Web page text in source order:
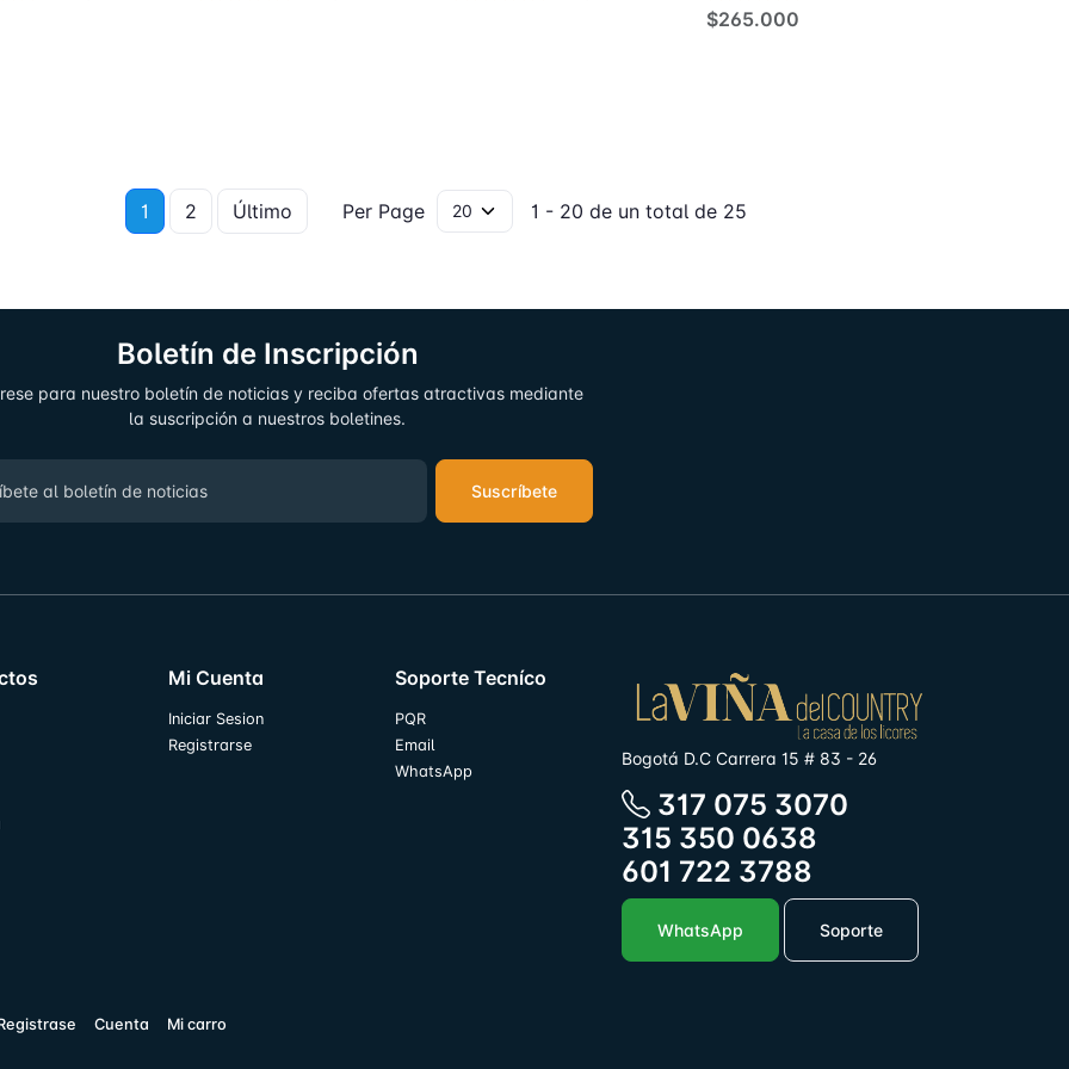
$265.000
1 2 Último Per Page 1 - 20 de un total de 25
Boletín de Inscripción
para nuestro boletín de noticias y reciba ofertas atractivas mediante
la suscripción a nuestros boletines.
Suscríbete
Mi Cuenta
Iniciar Sesion
Registrarse
Soporte Tecníco
PQR
Email
WhatsApp
Bogotá D.C Carrera 15 # 83 - 26
317 075 3070
315 350 0638
601 722 3788
WhatsApp Soporte
Cuenta Mi carro